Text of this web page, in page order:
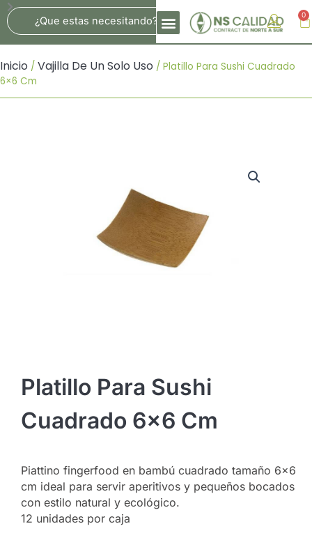
Al
Contenido
Search 0
Inicio / Vajilla De Un Solo Uso / Platillo Para Sushi Cuadrado
6×6 Cm
Platillo Para Sushi
Cuadrado 6×6 Cm
Piattino fingerfood en bambú cuadrado tamaño 6×6
cm ideal para servir aperitivos y pequeños bocados
con estilo natural y ecológico.
12 unidades por caja